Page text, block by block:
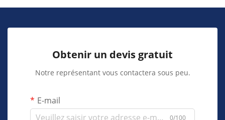
Obtenir un devis gratuit
Notre représentant vous contactera sous peu.
E-mail
0/100